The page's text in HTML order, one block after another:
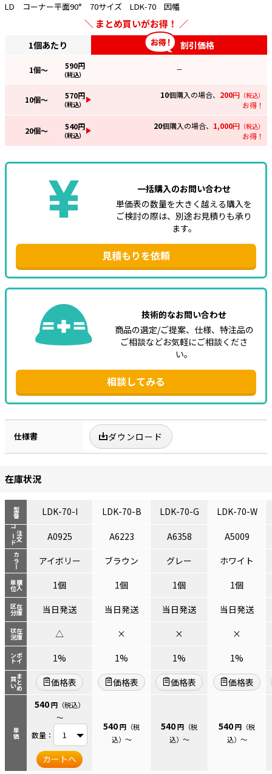
LD コーナー平面90° 70サイズ LDK-70 因幡
まとめ買いがお得！
1個あたり 割引価格
1個～ 590円
（税込）
—
10個～ 570円
（税込）
10個購入の場合、 200円 （税込）
お得！
20個～ 540円
（税込）
20個購入の場合、 1,000円 （税込）
お得！
一括購入のお問い合わせ
単価表の数量を大きく越える購入を
ご検討の際は、別途お見積りも承り
ます。
見積もりを依頼
技術的なお問い合わせ
商品の選定/ご提案、仕様、特注品の
ご相談などお気軽にご相談くださ
い。
相談してみる
仕様書 ダウンロード
在庫状況
型番
注文
コード
カラー
購入
単位
在庫
区分
在庫
状況
ポイ
ント
まとめ
買い
単価
LDK-70-I LDK-70-B LDK-70-G LDK-70-W
A0925 A6223 A6358
A5009
アイボリー
ブラウン グレー
ホワイト
1個
1個 1個
1個
当日発送
当日発送 当日発送
当日発送
△
× ×
×
1%
1% 1%
1%
価格表
価格表 価格表
価格表
540円 （税込）
～
数量：
カートへ
540円 （税
込） ～
540円 （税
込） ～
540円 （税
込） ～